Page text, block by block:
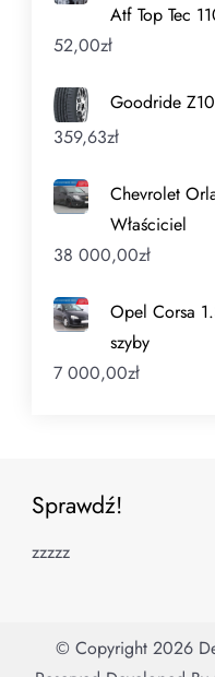
Atf Top Tec
52,00zł
Goodride
359,63zł
Chevrolet
Właściciel
38 000,00zł
Opel Corsa
szyby
7 000,00zł
Sprawdź!
zzzzz
© Copyright 2026